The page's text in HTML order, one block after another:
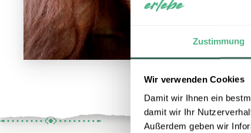
Zustimmung
Wir verwenden Cookies
Damit wir Ihnen ein
damit wir Ihr
Außerdem geben wir